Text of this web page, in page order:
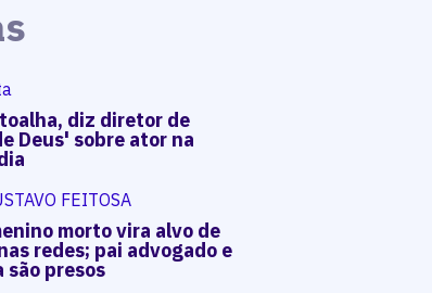
diz diretor de
Deus' sobre ator na
FEITOSA
morto vira alvo de
redes; pai advogado e
são presos